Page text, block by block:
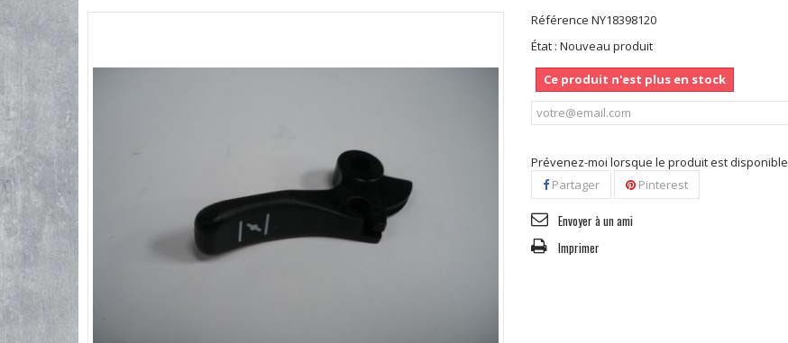
Référence NY18398120
État : Nouveau produit
Ce produit n'est plus en stock
Prévenez-moi lorsque le produit est disponible
Partager
Pinterest
Envoyer à un ami
Imprimer